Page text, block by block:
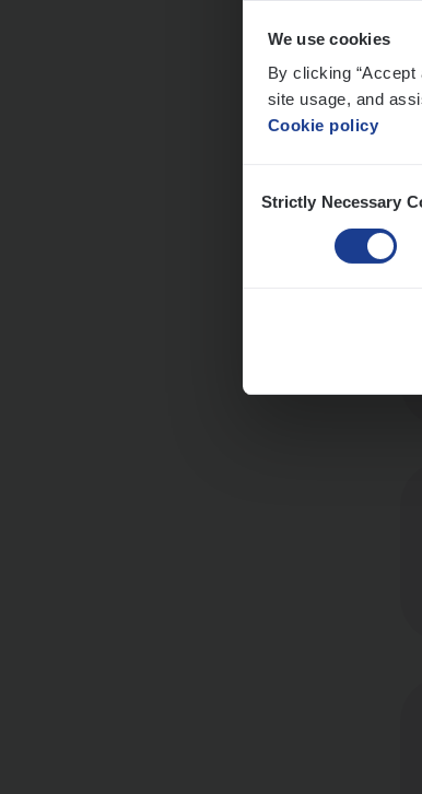
We use cookies
By clicking
site usage, and
Cookie policy
Selection
Strictly Necessary